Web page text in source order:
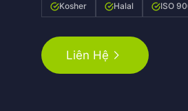
Kosher Halal ISO
Liên Hệ